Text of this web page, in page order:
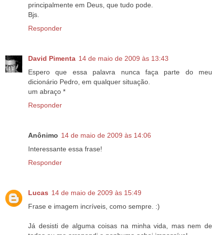
principalmente em Deus, que tudo pode.
Bjs.
Responder
David Pimenta 14 de maio de 2009 às 13:43
Espero que essa palavra nunca faça parte do meu
dicionário Pedro, em qualquer situação.
um abraço *
Responder
Anônimo 14 de maio de 2009 às 14:06
Interessante essa frase!
Responder
Lucas 14 de maio de 2009 às 15:49
Frase e imagem incríveis, como sempre. :)
Já desisti de alguma coisas na minha vida, mas nem de